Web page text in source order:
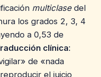
multiclasedel
los grados 2, 3, 4
a 0,53 de
clínica:
de «nada
el juicio